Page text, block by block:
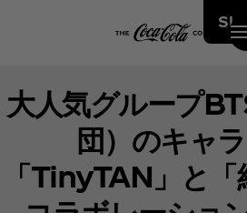
大人気グループ
団）のキャ
「TinyTAN」と